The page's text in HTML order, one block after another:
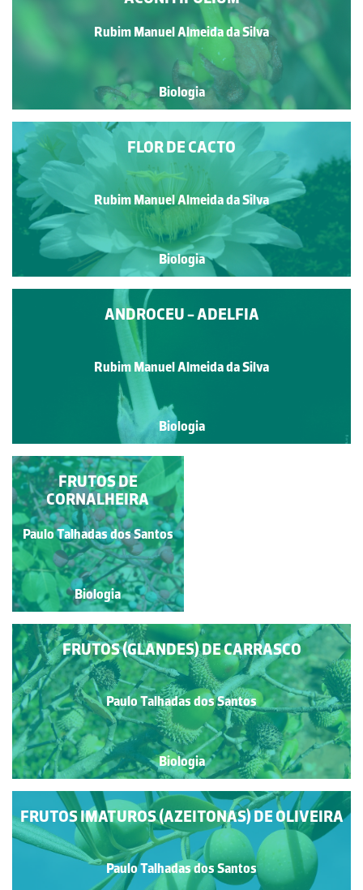
Rubim Manuel Almeida da Silva
Biologia
FLOR DE CACTO
Rubim Manuel Almeida da Silva
Biologia
ANDROCEU - ADELFIA
Rubim Manuel Almeida da Silva
Biologia
FORMAÇÃO DO
PSEUDOFRUTO DE
CARVALHO
ALVARINHO
Rubim Manuel Almeida da
Silva
Biologia
FRUTOS DE
CORNALHEIRA
Paulo Talhadas dos Santos
Biologia
FRUTOS (GLANDES) DE CARRASCO
Paulo Talhadas dos Santos
Biologia
FRUTOS IMATUROS (AZEITONAS) DE OLIVEIRA
Paulo Talhadas dos Santos